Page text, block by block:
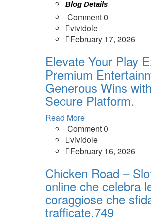
Blog Details
Comment 0
vividole
February 17, 2026
Elevate Your Play
Premium
Generous Wins
Secure Platform.
Read More
Comment 0
vividole
February 16, 2026
Chicken Road –
online che celebra
coraggiose che
trafficate.749